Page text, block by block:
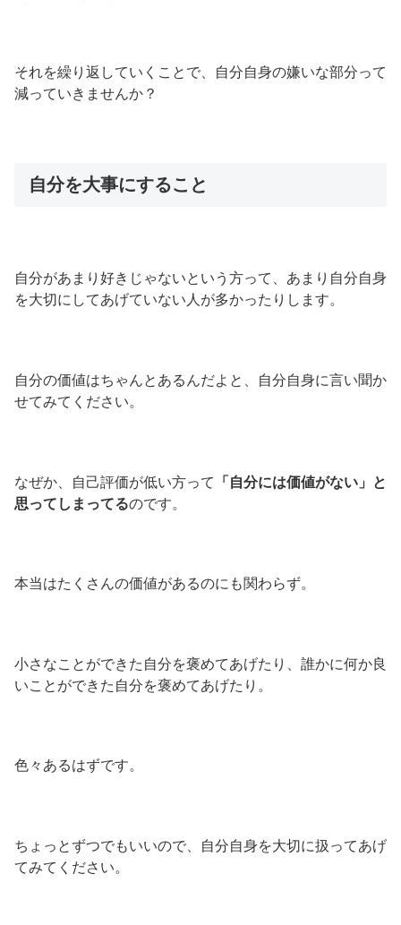
それを繰り返していくことで、自分自身の嫌いな部分って
減っていきませんか？
自分を大事にすること
自分があまり好きじゃないという方って、あまり自分自身
を大切にしてあげていない人が多かったりします。
自分の価値はちゃんとあるんだよと、自分自身に言い聞か
せてみてください。
なぜか、自己評価が低い方って
「自分には価値がない」と
思ってしまってるのです。
本当はたくさんの価値があるのにも関わらず。
小さなことができた自分を褒めてあげたり、誰かに何か良
いことができた自分を褒めてあげたり。
色々あるはずです。
ちょっとずつでもいいので、自分自身を大切に扱ってあげ
てみてください。